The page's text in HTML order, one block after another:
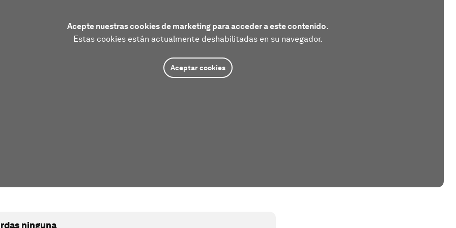
Acepte nuestras cookies de marketing para acceder a este contenido.
Estas cookies están actualmente deshabilitadas en su navegador.
Aceptar cookies
ninguna